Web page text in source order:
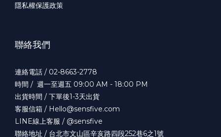
隱私權保護政策
聯絡我們
連絡電話 / 02-8663-2778
時間 / 週一至週五 09:00 AM - 18:00 PM
出貨時間 / 下單後1-3天出貨
客服信箱 / Hello@sensfive.com
LINE線上客服 / @sensfive
聯絡地址 / 台北市文山區辛亥路四段252巷6之1號